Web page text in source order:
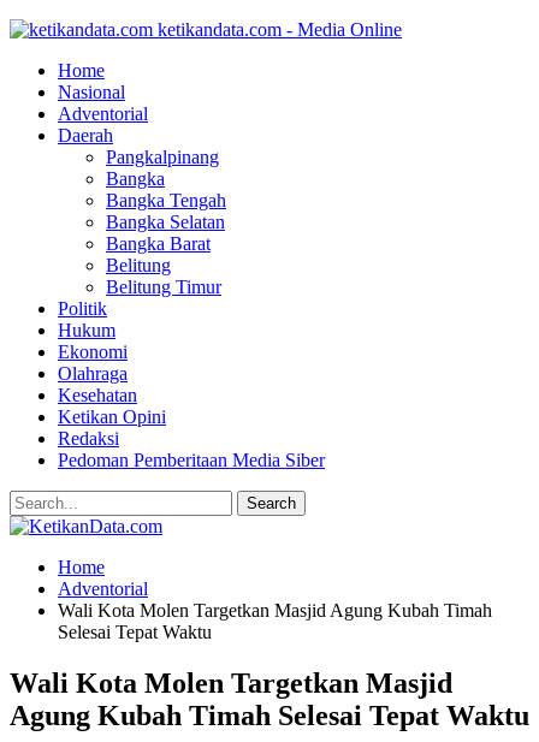
ketikandata.com - Media Online
Home
Nasional
Adventorial
Daerah
Pangkalpinang
Bangka
Bangka Tengah
Bangka Selatan
Bangka Barat
Belitung
Belitung Timur
Politik
Hukum
Ekonomi
Olahraga
Kesehatan
Ketikan Opini
Redaksi
Pedoman Pemberitaan Media Siber
Home
Adventorial
Wali Kota Molen Targetkan Masjid Agung Kubah Timah
Selesai Tepat Waktu
Wali Kota Molen Targetkan Masjid
Agung Kubah Timah Selesai Tepat Waktu